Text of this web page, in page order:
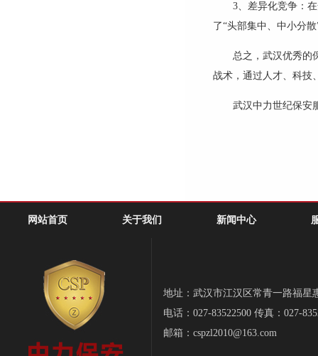
3、 差异化竞争：在
了“头部集中、中小分散
总之，武汉优秀的
战术，通过人才、科技
武汉中力世纪保安
网站首页 关于我们 新闻中心
地址：武汉市江汉区常青一路福星
电话：027-83522500 传真：027-
邮箱：cspzl2010@163.com